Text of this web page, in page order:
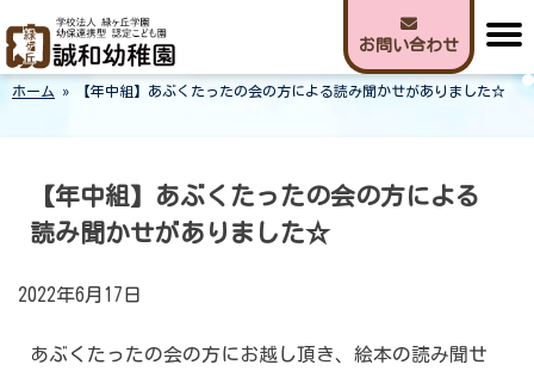
to
content
お問い合わせ
ホーム » 【年中組】あぶくたったの会の方による読み聞かせがありました☆
【年中組】あぶくたったの会の方による
読み聞かせがありました☆
2022年6月17日
あぶくたったの会の方にお越し頂き、絵本の読み聞せ